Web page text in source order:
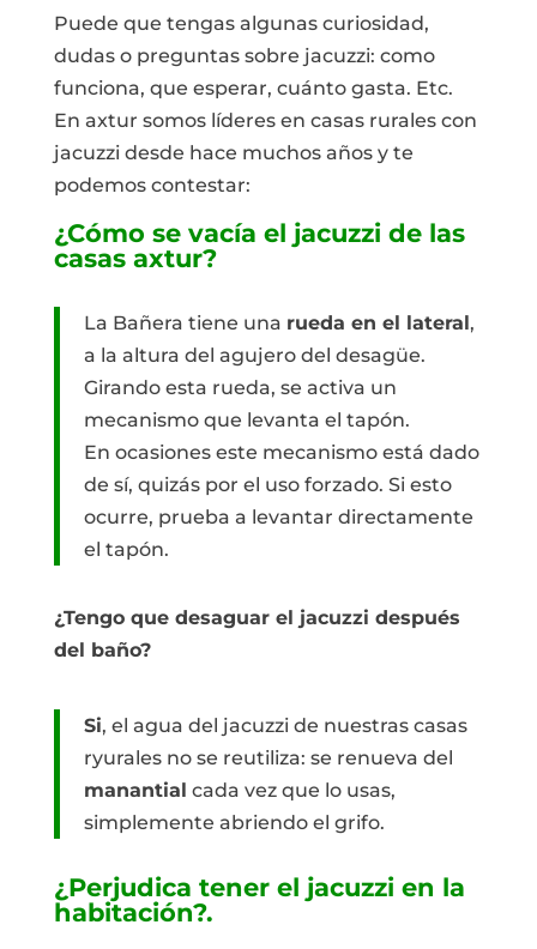
Puede que tengas algunas curiosidad,
dudas o preguntas sobre jacuzzi: como
funciona, que esperar, cuánto gasta. Etc.
En axtur somos líderes en casas rurales con
jacuzzi desde hace muchos años y te
podemos contestar:
¿Cómo se vacía el jacuzzi de las
casas axtur?
La Bañera tiene una rueda en el lateral,
a la altura del agujero del desagüe.
Girando esta rueda, se activa un
mecanismo que levanta el tapón.
En ocasiones este mecanismo está dado
de sí, quizás por el uso forzado. Si esto
ocurre, prueba a levantar directamente
el tapón.
¿Tengo que desaguar el jacuzzi después
del baño?
Si, el agua del jacuzzi de nuestras casas
ryurales no se reutiliza: se renueva del
manantial cada vez que lo usas,
simplemente abriendo el grifo.
¿Perjudica tener el jacuzzi en la
habitación?.